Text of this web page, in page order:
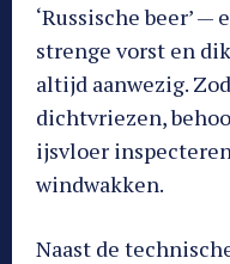
‘Russische beer’
strenge vorst en
altijd aanwezig.
dichtvriezen,
ijsvloer
windwakken.
Naast de